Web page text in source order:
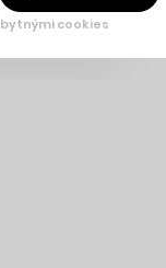
cookies